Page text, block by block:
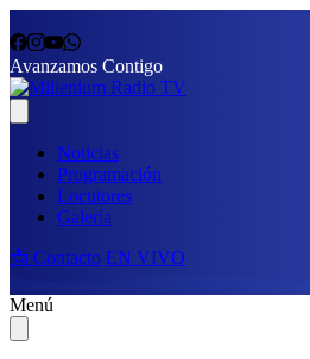
Avanzamos Contigo
Noticias
Programación
Locutores
Galería
📩 Contacto EN VIVO
Menú